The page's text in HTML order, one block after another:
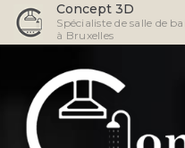
contenu
principal
Concept 3D
Spécialiste de salle de
à Bruxelles